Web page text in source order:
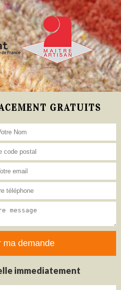
GRATUITS
immediatement